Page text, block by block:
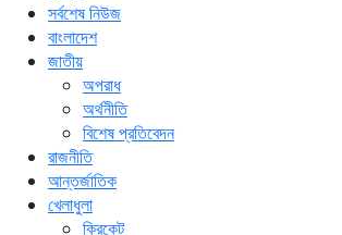
সর্বশেষ নিউজ
বাংলাদেশ
জাতীয়
অপরাধ
অর্থনীতি
বিশেষ প্রতিবেদন
রাজনীতি
আন্তর্জাতিক
খেলাধুলা
ক্রিকেট